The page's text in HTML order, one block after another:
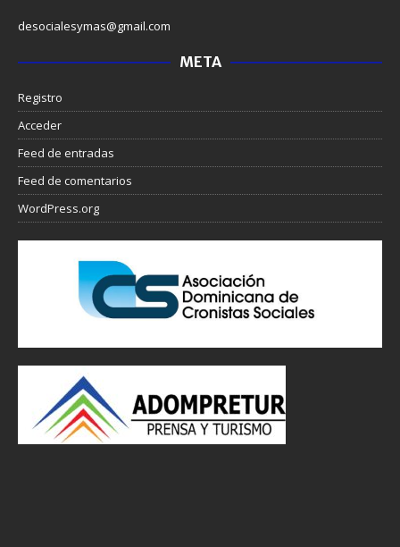
desocialesymas@gmail.com
META
Registro
Acceder
Feed de entradas
Feed de comentarios
WordPress.org